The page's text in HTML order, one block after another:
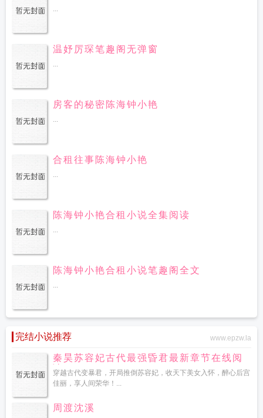
...
温妤厉琛笔趣阁无弹窗
...
房客的秘密陈海钟小艳
...
合租往事陈海钟小艳
...
陈海钟小艳合租小说全集阅读
...
陈海钟小艳合租小说笔趣阁全文
...
完结小说推荐 www.epzw.la
秦昊苏容妃古代最强昏君最新章节在线阅
读
穿越古代变暴君，开局推倒苏容妃，收天下美女入怀，醉心后宫
佳丽，享人间荣华！...
周渡沈溪